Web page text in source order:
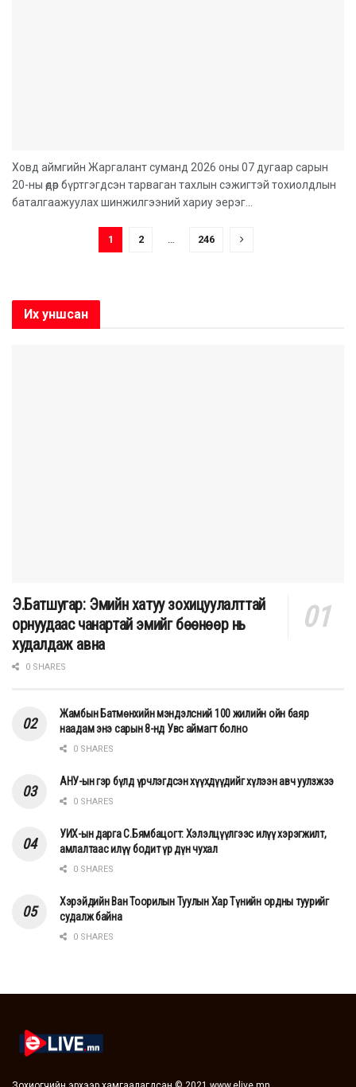
Ховд аймгийн Жаргалант суманд 2026 оны 07 дугаар сарын
20-ны өдөр бүртгэгдсэн тарваган тахлын сэжигтэй тохиолдлын
баталгаажуулах шинжилгээний хариу эерэг...
1 2 … 246
Их уншсан
Э.Батшугар: Эмийн хатуу зохицуулалттай
орнуудаас чанартай эмийг бөөнөөр нь
худалдаж авна
0 SHARES
Жамбын Батмөнхийн мэндэлсний 100 жилийн ойн баяр
наадам энэ сарын 8-нд Увс аймагт болно
0 SHARES
АНУ-ын гэр бүлд үрчлэгдсэн хүүхдүүдийг хүлээн авч уулзжээ
0 SHARES
УИХ-ын дарга С.Бямбацогт: Хэлэлцүүлгээс илүү хэрэгжилт,
амлалтаас илүү бодит үр дүн чухал
0 SHARES
Хэрэйдийн Ван Тоорилын Туулын Хар Түнийн ордны туурийг
судалж байна
0 SHARES